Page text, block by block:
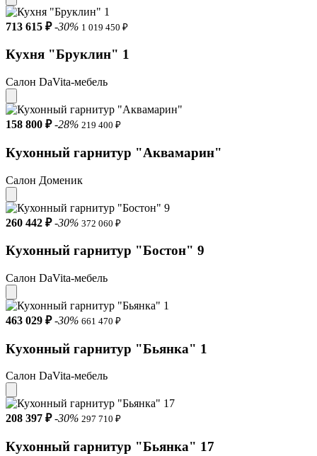
713 615 ₽ -30% 1 019 450 ₽
Кухня "Бруклин" 1
Салон DaVita-мебель
158 800 ₽ -28% 219 400 ₽
Кухонный гарнитур "Аквамарин"
Салон Доменик
260 442 ₽ -30% 372 060 ₽
Кухонный гарнитур "Бостон" 9
Салон DaVita-мебель
463 029 ₽ -30% 661 470 ₽
Кухонный гарнитур "Бьянка" 1
Салон DaVita-мебель
208 397 ₽ -30% 297 710 ₽
Кухонный гарнитур "Бьянка" 17